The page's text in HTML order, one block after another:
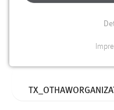
Notwendige
Funktionen und sind